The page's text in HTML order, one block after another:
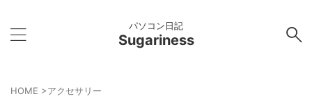
パソコン日記
Sugariness
HOME >アクセサリー